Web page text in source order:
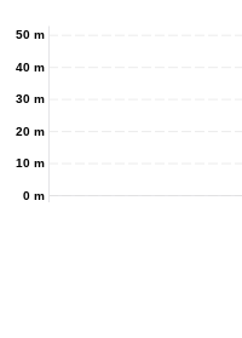
0 m
10 m
20 m
30 m
40 m
50 m